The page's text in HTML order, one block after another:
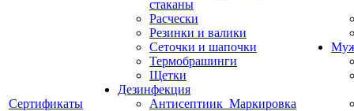
Сертификаты
стаканы
Расчески
Резинки и валики
Сеточки и шапочки
Термобрашинги
Щетки
Дезинфекция
Антисептиик_Маркировка